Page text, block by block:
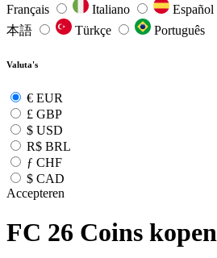
Français
Italiano Español
本語
Türkçe Português
Valuta's
€ EUR
£ GBP
$ USD
R$ BRL
ƒ CHF
$ CAD
Accepteren
FC 26 Coins kopen